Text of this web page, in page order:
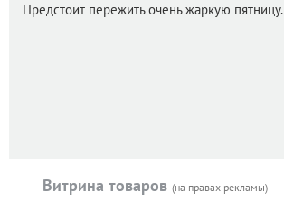
Предстоит пережить очень жаркую пятницу.
Витрина товаров (на правах рекламы)